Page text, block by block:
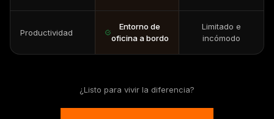
Productividad
Entorno de
oficina a bordo
Limitado e
incómodo
¿Listo para vivir la diferencia?